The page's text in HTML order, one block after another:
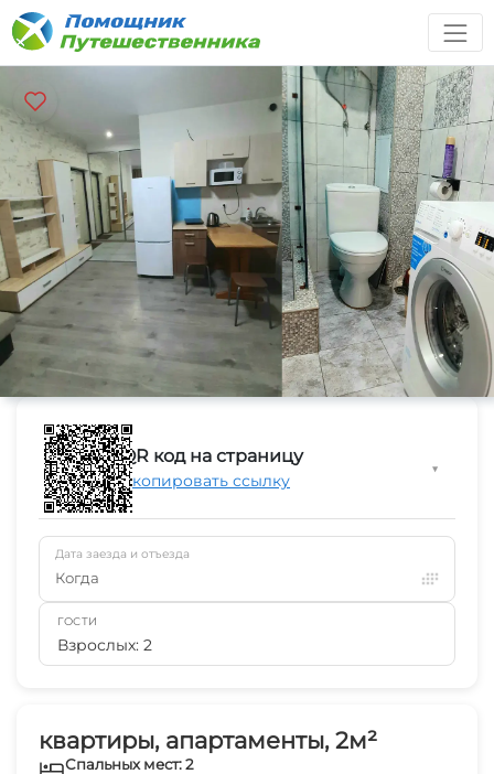
квартиры, апартаменты, 2м²
Спальных мест: 2
QR код на страницу
Скопировать ссылку
▼
Дата заезда и отъезда
Когда
ГОСТИ
Взрослых: 2